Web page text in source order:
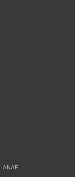
ANAF